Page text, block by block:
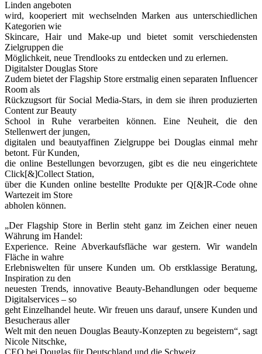
Linden angeboten
wird, kooperiert mit wechselnden Marken aus unterschiedlichen
Kategorien wie
Skincare, Hair und Make-up und bietet somit verschiedensten
Zielgruppen die
Möglichkeit, neue Trendlooks zu entdecken und zu erlernen.
Digitalster Douglas Store
Zudem bietet der Flagship Store erstmalig einen separaten Influencer
Room als
Rückzugsort für Social Media-Stars, in dem sie ihren produzierten
Content zur Beauty
School in Ruhe verarbeiten können. Eine Neuheit, die den
Stellenwert der jungen,
digitalen und beautyaffinen Zielgruppe bei Douglas einmal mehr
betont. Für Kunden,
die online Bestellungen bevorzugen, gibt es die neu eingerichtete
Click[&]Collect Station,
über die Kunden online bestellte Produkte per Q[&]R-Code ohne
Wartezeit im Store
abholen können.
„Der Flagship Store in Berlin steht ganz im Zeichen einer neuen
Währung im Handel:
Experience. Reine Abverkaufsfläche war gestern. Wir wandeln
Fläche in wahre
Erlebniswelten für unsere Kunden um. Ob erstklassige Beratung,
Inspiration zu den
neuesten Trends, innovative Beauty-Behandlungen oder bequeme
Digitalservices – so
geht Einzelhandel heute. Wir freuen uns darauf, unsere Kunden und
Besucheraus aller
Welt mit den neuen Douglas Beauty-Konzepten zu begeistern“, sagt
Nicole Nitschke,
CEO bei Douglas für Deutschland und die Schweiz.